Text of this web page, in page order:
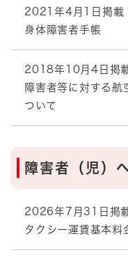
2021年4月1日掲載
身体障害者手帳
2018年10月4日掲
障害者等に対する航
ついて
障害者（児）
2026年7月31日掲
タクシー運賃基本料